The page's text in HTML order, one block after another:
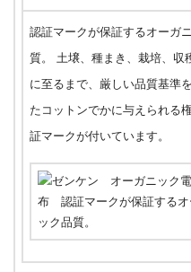
認証マークが保証するオーガ
質。 土壌、種まき、栽培、収
に至るまで、厳しい品質基準
たコットンでかに与えられる
証マークが付いています。